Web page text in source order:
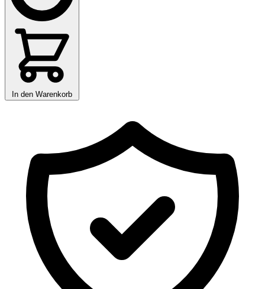
In den Warenkorb